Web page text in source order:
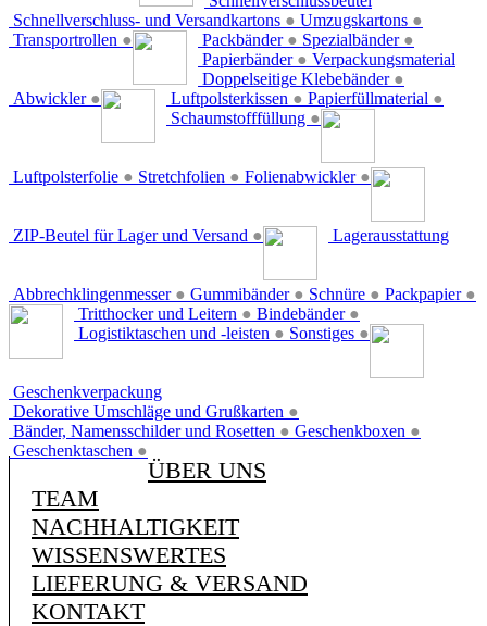
Schnellverschluss- und Versandkartons ● Umzugskartons ●
Transportrollen ● Packbänder ● Spezialbänder ●
Papierbänder ●
Doppelseitige Klebebänder ●
Abwickler ● Luftpolsterkissen ● Papierfüllmaterial ●
Schaumstofffüllung ●
Luftpolsterfolie ● Stretchfolien ● Folienabwickler ●
ZIP-Beutel für Lager und Versand ●
Verpackungsmaterial
Abbrechklingenmesser ● Gummibänder ● Schnüre ● Packpapier ●
Lagerausstattung
Tritthocker und Leitern ● Bindebänder ●
Logistiktaschen und -leisten ● Sonstiges ●
Geschenkverpackung
Dekorative Umschläge und Grußkarten ●
Bänder, Namensschilder und Rosetten ● Geschenkboxen ●
Geschenktaschen ●
ÜBER UNS
TEAM
NACHHALTIGKEIT
WISSENSWERTES
LIEFERUNG & VERSAND
KONTAKT